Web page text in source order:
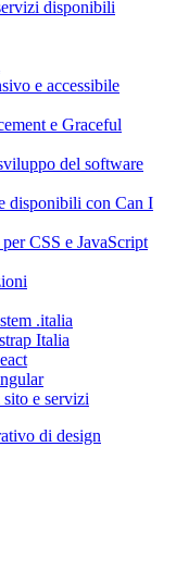
disponibili
e accessibile
e Graceful
del software
disponibili con Can I
CSS e JavaScript
.italia
Italia
e servizi
di design